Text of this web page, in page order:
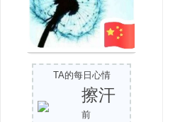
TA的每日心情
擦汗
前